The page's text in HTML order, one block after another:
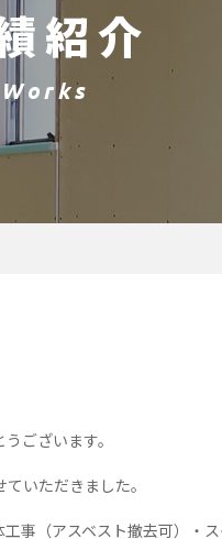
紹介
Works
ございます。
いただきました。
事（アスベスト撤去可）・